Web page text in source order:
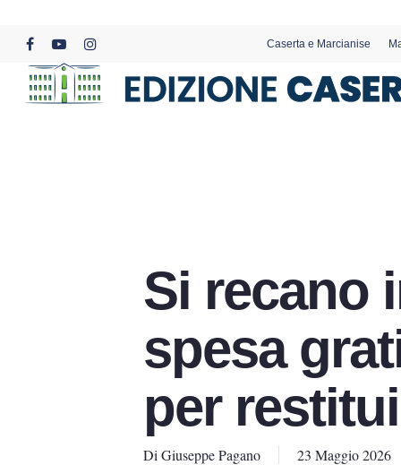
content
facebookyoutubeinstagram
Caserta e Marcianise
Si recano
spesa
per
Di Giuseppe Pagano 23 Maggio 2026